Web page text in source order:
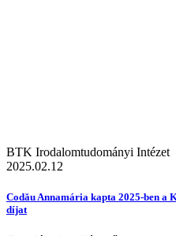
BTK Irodalomtudományi Intézet
2025.02.12
Codău Annamária kapta 2025-ben
díjat